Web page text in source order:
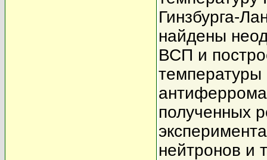
Гинзбурга-
найдены
ВСП и
полученных
нейтронов и